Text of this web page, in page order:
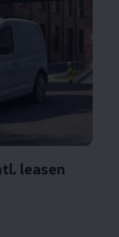
leasen